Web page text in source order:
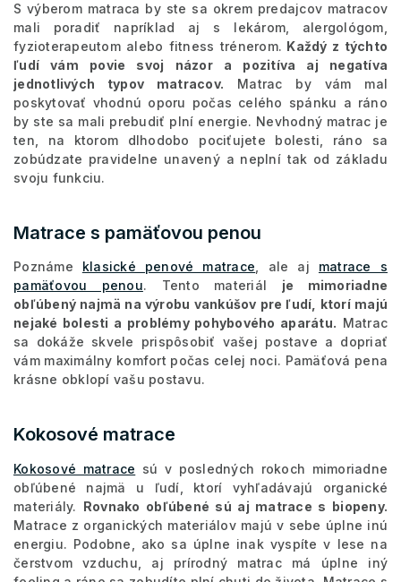
S výberom matraca by ste sa okrem predajcov matracov
mali poradiť napríklad aj s lekárom, alergológom,
fyzioterapeutom alebo fitness trénerom. Každý z týchto
ľudí vám povie svoj názor a pozitíva aj negatíva
jednotlivých typov matracov. Matrac by vám mal
poskytovať vhodnú oporu počas celého spánku a ráno
by ste sa mali prebudiť plní energie. Nevhodný matrac je
ten, na ktorom dlhodobo pociťujete bolesti, ráno sa
zobúdzate pravidelne unavený a neplní tak od základu
svoju funkciu.
Matrace s pamäťovou penou
Poznáme klasické penové matrace , ale aj matrace s
pamäťovou penou. Tento materiál je mimoriadne
obľúbený najmä na výrobu vankúšov pre ľudí, ktorí majú
nejaké bolesti a problémy pohybového aparátu. Matrac
sa dokáže skvele prispôsobiť vašej postave a dopriať
vám maximálny komfort počas celej noci. Pamäťová pena
krásne obklopí vašu postavu.
Kokosové matrace
Kokosové matrace sú v posledných rokoch mimoriadne
obľúbené najmä u ľudí, ktorí vyhľadávajú organické
materiály. Rovnako obľúbené sú aj matrace s biopeny.
Matrace z organických materiálov majú v sebe úplne inú
energiu. Podobne, ako sa úplne inak vyspíte v lese na
čerstvom vzduchu, aj prírodný matrac má úplne iný